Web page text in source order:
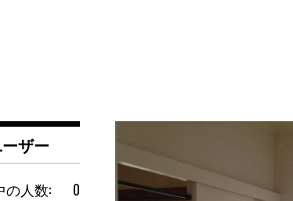
ザー
0
の人数: